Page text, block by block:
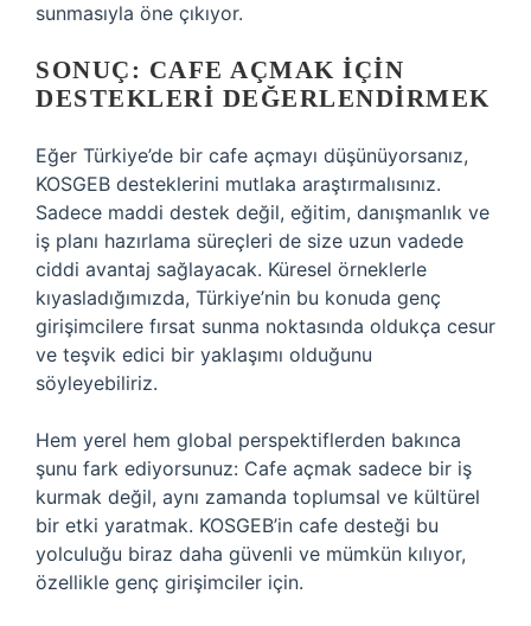
sunmasıyla öne çıkıyor.
SONUÇ: CAFE AÇMAK İÇIN
DESTEKLERI DEĞERLENDIRMEK
Eğer Türkiye’de bir cafe açmayı düşünüyorsanız,
KOSGEB desteklerini mutlaka araştırmalısınız.
Sadece maddi destek değil, eğitim, danışmanlık ve
iş planı hazırlama süreçleri de size uzun vadede
ciddi avantaj sağlayacak. Küresel örneklerle
kıyasladığımızda, Türkiye’nin bu konuda genç
girişimcilere fırsat sunma noktasında oldukça cesur
ve teşvik edici bir yaklaşımı olduğunu
söyleyebiliriz.
Hem yerel hem global perspektiflerden bakınca
şunu fark ediyorsunuz: Cafe açmak sadece bir iş
kurmak değil, aynı zamanda toplumsal ve kültürel
bir etki yaratmak. KOSGEB’in cafe desteği bu
yolculuğu biraz daha güvenli ve mümkün kılıyor,
özellikle genç girişimciler için.